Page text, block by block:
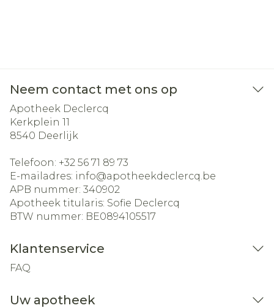
Neem contact met ons op
Apotheek Declercq
Kerkplein 11
8540 Deerlijk
Telefoon: +32 56 71 89 73
E-mailadres: info@apotheekdeclercq.be
APB nummer: 340902
Apotheek titularis: Sofie Declercq
BTW nummer: BE0894105517
Klantenservice
FAQ
Uw apotheek